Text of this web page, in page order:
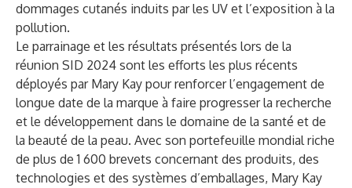
dommages cutanés induits par les UV et l’exposition à la
pollution.
Le parrainage et les résultats présentés lors de la
réunion SID 2024 sont les efforts les plus récents
déployés par Mary Kay pour renforcer l’engagement de
longue date de la marque à faire progresser la recherche
et le développement dans le domaine de la santé et de
la beauté de la peau. Avec son portefeuille mondial riche
de plus de 1 600 brevets concernant des produits, des
technologies et des systèmes d’emballages, Mary Kay